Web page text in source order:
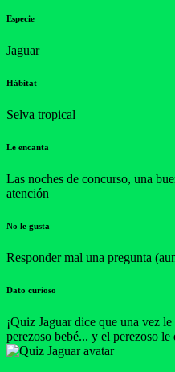
Especie
Jaguar
Hábitat
Selva tropical
Le encanta
Las noches de concurso, una
atención
No le gusta
Responder mal una pregunta
Dato curioso
¡Quiz Jaguar dice que una vez
perezoso bebé... y el perezoso